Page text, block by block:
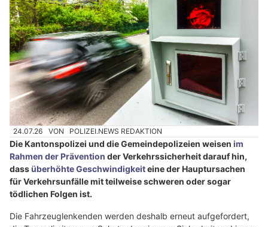
24.07.26 VON POLIZEI.NEWS REDAKTION
Die Kantonspolizei und die Gemeindepolizeien weisen im
Rahmen der Prävention der Verkehrssicherheit darauf hin,
dassüberhöhte Geschwindigkeiteine der Hauptursachen
für Verkehrsunfälle mit teilweise schweren oder sogar
tödlichen Folgen ist.
Die Fahrzeuglenkenden werden deshalb erneut aufgefordert,